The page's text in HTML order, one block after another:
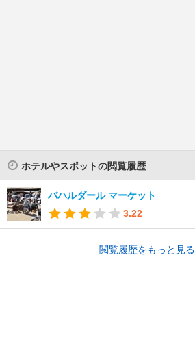
ホテルやスポットの閲覧履歴
バハルダール マーケット
3.22
閲覧履歴をもっと見る